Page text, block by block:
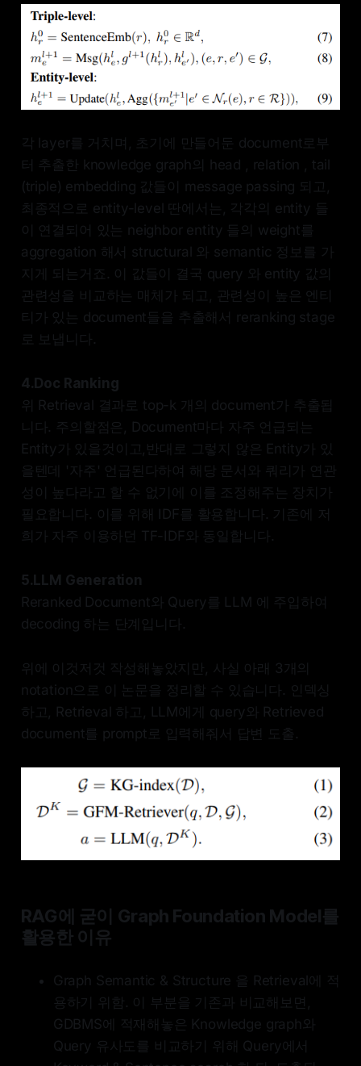
각 layer를 거치며, 초기에 만들어둔 document로부
터 추출한 knowledge graph의 head , relation , tail
(triple) embedding 값들이 message passing 되고,
최종적으로 entity-level 딴에서는, 각각의 entity 들
이 연결되어 있는 neighbor entity 들의 weight를
aggregation 해서 structural 와 semantic 정보를 가
지게 되는거죠. 이 값들이 결국 query 와 entity 값의
관련성을 비교하는 매체가 되고, 관련성이 높은 엔티
티가 있는 document들을 추출해서 reranking stage
로 보냅니다.
4.Doc Ranking
위 Retrieval 결과로 top-k 개의 document가 추출됩
니다. 주의할점은, Document마다 자주 언급되는
Entity가 있을것이고,반대로 그렇지 않은 Entity가 있
을텐데 '자주' 언급된다하여 해당 문서와 쿼리가 연관
성이 높다라고 할 수 없기에 이를 조정해주는 장치가
필요합니다. 이를 위해 IDF를 활용합니다. 기존에 저
희가 자주 이용하던 TF-IDF와 동일합니다.
5.LLM Generation
Reranked Document와 Query를 LLM 에 주입하여
decoding 하는 단계입니다.
위에 이것저것 작성해놓았지만, 사실 아래 3개의
notation으로 이 논문을 정리할 수 있습니다. 인덱싱
하고, Retrieval 하고, LLM에게 query와 Retrieved
document를 prompt로 입력해줘서 답변 도출.
RAG에 굳이 Graph Foundation Model를
활용한 이유
Graph Semantic & Structure 을 Retrieval에 적
용하기 위함. 이 부분을 기존과 비교해보면,
GDBMS에 적재해놓은 Knowledge graph와
Query 유사도를 비교하기 위해 Query에서